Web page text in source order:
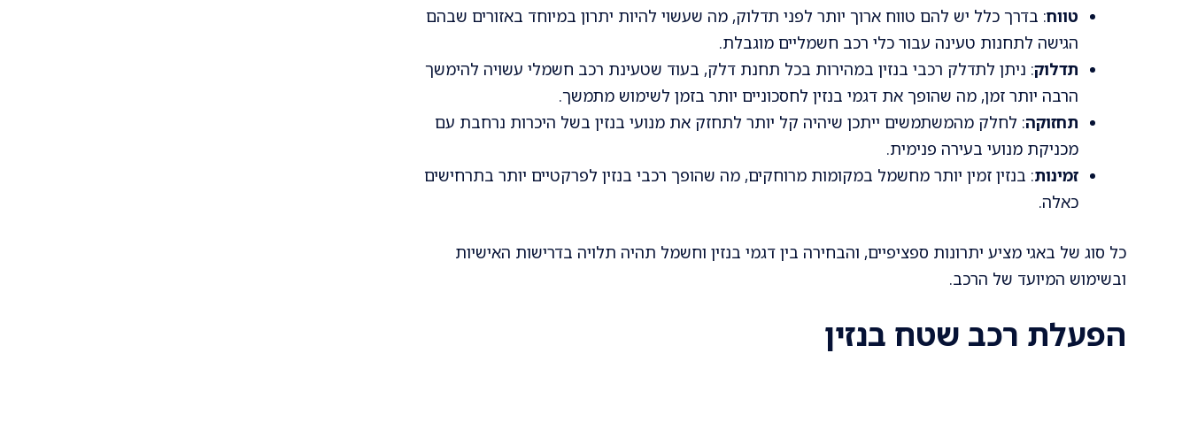
טווח: בדרך כלל יש להם טווח ארוך יותר לפני תדלוק, מה שעשוי להיות יתרון במיוחד באזורים שבהם
הגישה לתחנות טעינה עבור כלי רכב חשמליים מוגבלת.
תדלוק: ניתן לתדלק רכבי בנזין במהירות בכל תחנת דלק, בעוד שטעינת רכב חשמלי עשויה להימשך
הרבה יותר זמן, מה שהופך את דגמי בנזין לחסכוניים יותר בזמן לשימוש מתמשך.
תחזוקה: לחלק מהמשתמשים ייתכן שיהיה קל יותר לתחזק את מנועי בנזין בשל היכרות נרחבת עם
מכניקת מנועי בעירה פנימית.
זמינות: בנזין זמין יותר מחשמל במקומות מרוחקים, מה שהופך רכבי בנזין לפרקטיים יותר בתרחישים
כאלה.
כל סוג של באגי מציע יתרונות ספציפיים, והבחירה בין דגמי בנזין וחשמל תהיה תלויה בדרישות האישיות
ובשימוש המיועד של הרכב.
הפעלת רכב שטח בנזין